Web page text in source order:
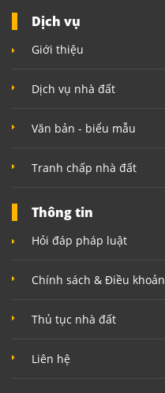
Dịch vụ
Giới thiệu
Dịch vụ nhà đất
Văn bản - biểu mẫu
Tranh chấp nhà đất
Thông tin
Hỏi đáp pháp luật
Chính sách & Điều khoản
Thủ tục nhà đất
Liên hệ